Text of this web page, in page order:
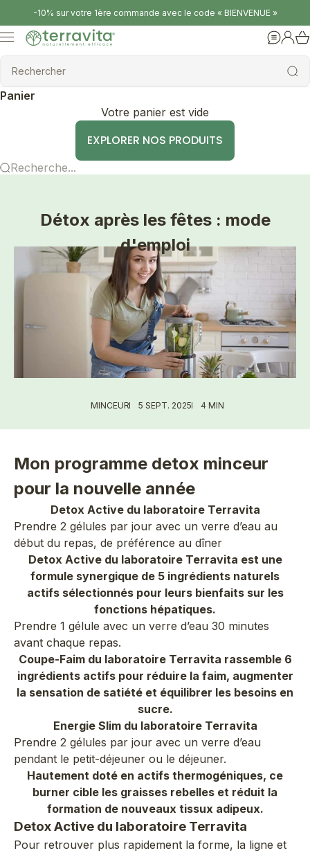
Passer au contenu
-10% sur votre 1ère commande avec le code « BIENVENUE »
Terravita
Rechercher
Rechercher
Menu Aide
Panier
Votre panier est vide
EXPLORER NOS PRODUITS
Recherche...
Détox après les fêtes : mode
d'emploi
MINCEUR 5 SEPT. 2025 4 MIN
Mon programme detox minceur
pour la nouvelle année
Detox Active du laboratoire Terravita
Prendre 2 gélules par jour avec un verre d’eau au
début du repas, de préférence au dîner
Detox Active du laboratoire Terravita est une
formule synergique de 5 ingrédients naturels
actifs sélectionnés pour leurs bienfaits sur les
fonctions hépatiques.
Prendre 1 gélule avec un verre d’eau 30 minutes
avant chaque repas.
Coupe-Faim du laboratoire Terravita rassemble 6
ingrédients actifs pour réduire la faim, augmenter
la sensation de satiété et équilibrer les besoins en
sucre.
Energie Slim du laboratoire Terravita
Prendre 2 gélules par jour avec un verre d’eau
pendant le petit-déjeuner ou le déjeuner.
Hautement doté en actifs thermogéniques, ce
burner cible les graisses rebelles et réduit la
formation de nouveaux tissux adipeux.
Detox Active du laboratoire Terravita
Pour retrouver plus rapidement la forme, la ligne et